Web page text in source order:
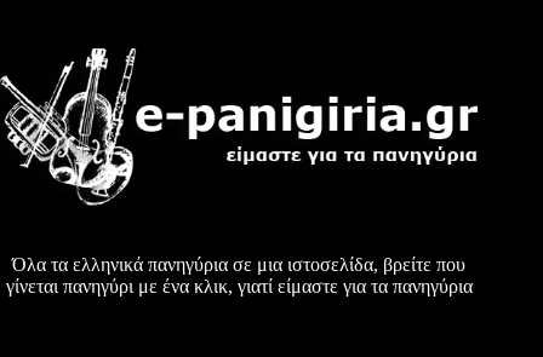
Όλα τα ελληνικά πανηγύρια σε μια ιστοσελίδα, βρείτε που
γίνεται πανηγύρι με ένα κλικ, γιατί είμαστε για τα πανηγύρια